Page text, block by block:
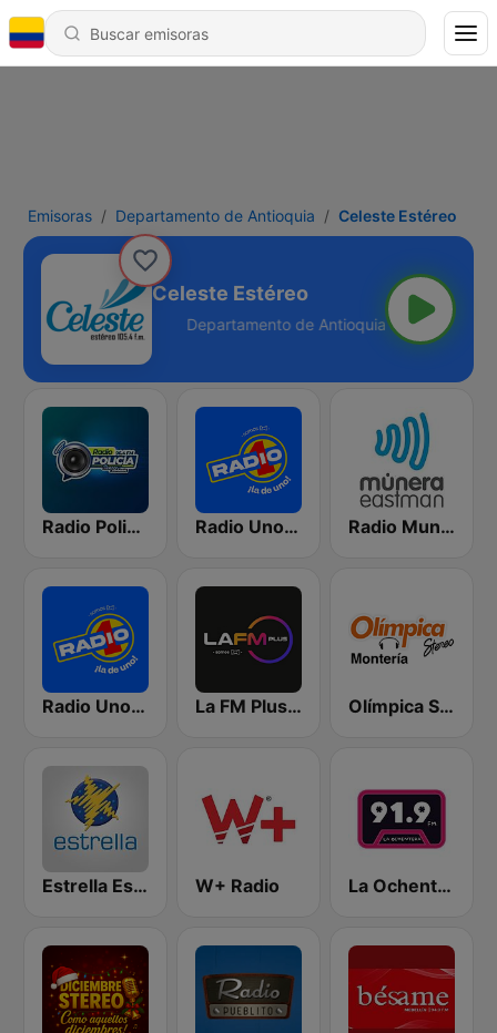
Emisoras Departamento de Antioquia Celeste Estéreo
Celeste Estéreo
- 105.4 FM
Radio Policia Medellín 96.4 FM Radio Uno Medellín Radio Munera
Radio Uno Bogotá La FM Plus Medellín Olímpica Stereo Montería 90.5 FM
Estrella Estéreo W+ Radio La Ochentera